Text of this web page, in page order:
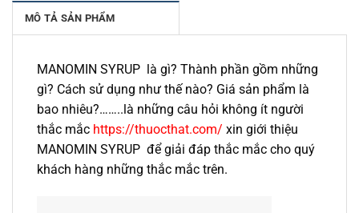
MÔ TẢ SẢN PHẨM
MANOMIN SYRUP là gì? Thành phần gồm những
gì? Cách sử dụng như thế nào? Giá sản phẩm là
bao nhiêu?……..là những câu hỏi không ít người
thắc mắc https://thuocthat.com/ xin giới thiệu
MANOMIN SYRUP để giải đáp thắc mắc cho quý
khách hàng những thắc mắc trên.